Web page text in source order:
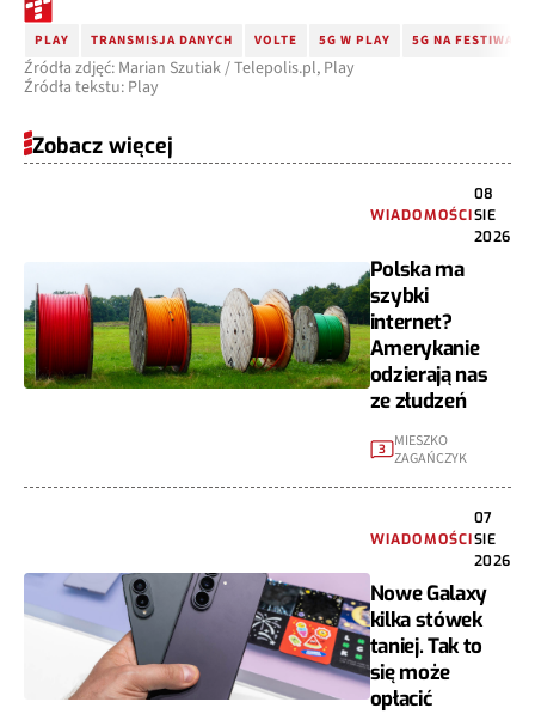
PLAY TRANSMISJA DANYCH VOLTE 5G W PLAY 5G NA FESTIWALU
Źródła zdjęć: Marian Szutiak / Telepolis.pl, Play
Źródła tekstu: Play
Zobacz więcej
WIADOMOŚCI
08
SIE
2026
Polska ma
szybki
internet?
Amerykanie
odzierają nas
ze złudzeń
3 MIESZKO
ZAGAŃCZYK
WIADOMOŚCI
07
SIE
2026
Nowe Galaxy
kilka stówek
taniej. Tak to
się może
opłacić